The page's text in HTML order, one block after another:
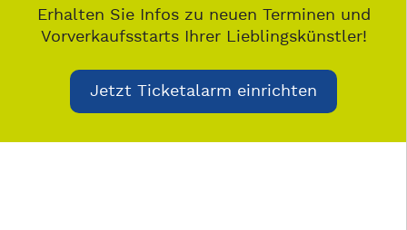
Erhalten Sie Infos zu neuen Terminen und
Vorverkaufsstarts Ihrer Lieblingskünstler!
Jetzt Ticketalarm einrichten